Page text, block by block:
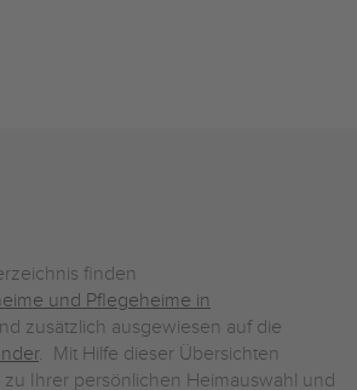
finden
und Pflegeheime in
zusätzlich ausgewiesen auf die
. Mit Hilfe dieser Übersichten
Ihrer persönlichen Heimauswahl und